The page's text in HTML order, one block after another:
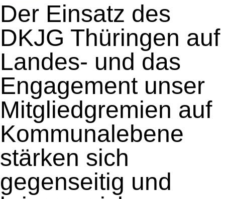
Der Einsatz des
DKJG Thüringen auf
Landes- und das
Engagement unser
Mitgliedgremien auf
Kommunalebene
stärken sich
gegenseitig und